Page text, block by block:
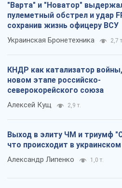
"Варта" и "Новатор"
пулеметный обстрел и удар
сохранив жизнь офицеру ВСУ
Украинская Бронетехника 2,7
КНДР как катализатор
новом этапе российско-
северокорейского союза
Алексей Кущ 2,9 т.
Выход в элиту ЧМ и триумф
что происходит в
Александр Липенко 1,0 т.